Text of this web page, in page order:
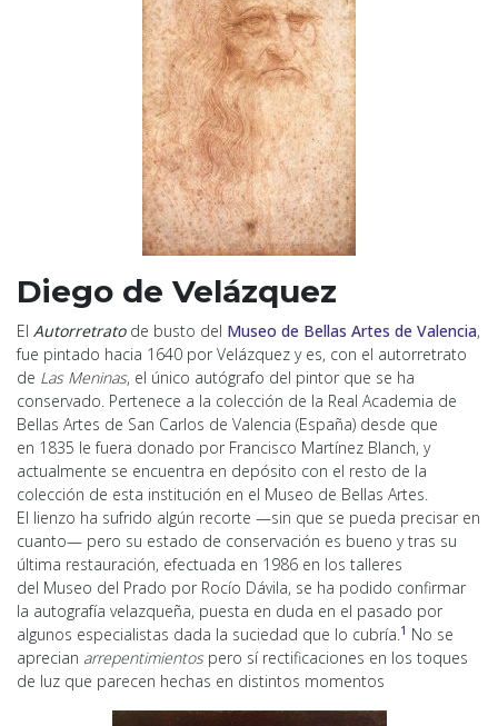
Diego de Velázquez
El Autorretratode busto del Museo de Bellas Artes de Valencia,
fue pintado hacia 1640 por Velázquez y es, con el autorretrato
de Las Meninas, el único autógrafo del pintor que se ha
conservado. Pertenece a la colección de la Real Academia de
Bellas Artes de San Carlos de Valencia (España) desde que
en 1835 le fuera donado por Francisco Martínez Blanch, y
actualmente se encuentra en depósito con el resto de la
colección de esta institución en el Museo de Bellas Artes.
El lienzo ha sufrido algún recorte —sin que se pueda precisar en
cuanto— pero su estado de conservación es bueno y tras su
última restauración, efectuada en 1986 en los talleres
del Museo del Prado por Rocío Dávila, se ha podido confirmar
la autografía velazqueña, puesta en duda en el pasado por
algunos especialistas dada la suciedad que lo cubría.1 ​ No se
aprecian arrepentimientospero sí rectificaciones en los toques
de luz que parecen hechas en distintos momentos